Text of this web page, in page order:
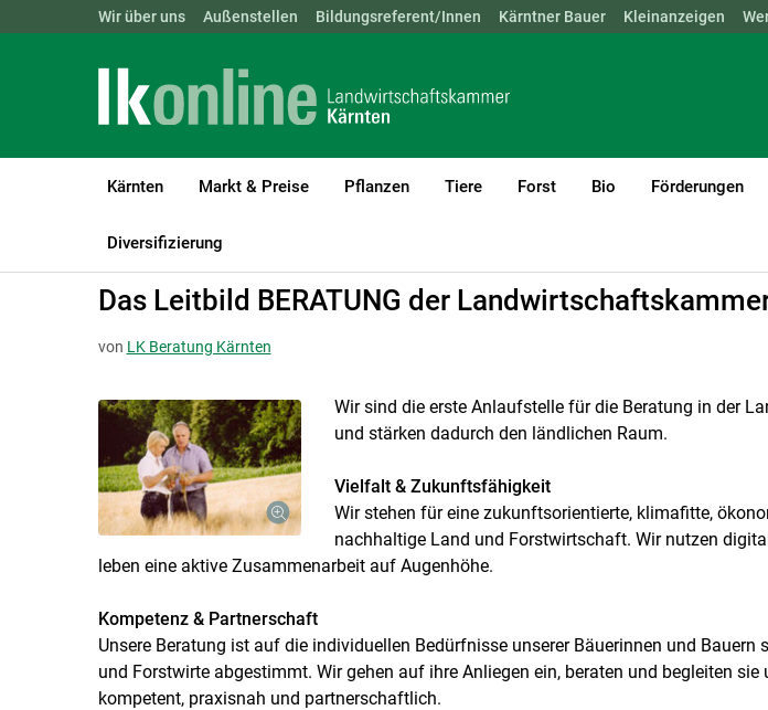
Landwirtschaftskammern: ÖSTERREICH BGLD KTN NÖ OÖ SBG STMK TIROL
Wir über uns Außenstellen Bildungsreferent/Innen Kärntner Bauer Kleinanzeigen
Kärnten Markt & Preise Pflanzen Tiere Forst Bio Förderungen
Diversifizierung
LK Kärnten Beratung
Das Leitbild BERATUNG der
von LK Beratung Kärnten
Wir sind die erste Anlaufstelle für die Beratung in der
und stärken dadurch den ländlichen Raum.
Vielfalt & Zukunftsfähigkeit
Wir stehen für eine zukunftsorientierte, klimafitte,
nachhaltige Land und Forstwirtschaft. Wir nutzen
leben eine aktive Zusammenarbeit auf Augenhöhe.
Kompetenz & Partnerschaft
Unsere Beratung ist auf die individuellen Bedürfnisse unserer Bäuerinnen und Bauern
und Forstwirte abgestimmt. Wir gehen auf ihre Anliegen ein, beraten und begleiten sie
kompetent, praxisnah und partnerschaftlich.